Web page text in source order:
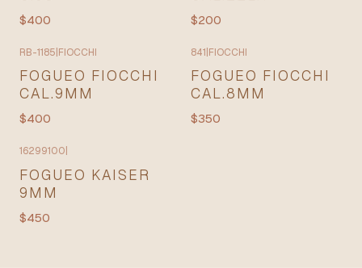
$400 $200
RB-1185 FIOCCHI
FOGUEO FIOCCHI
CAL.9MM
$400
841 FIOCCHI
FOGUEO FIOCCHI
CAL.8MM
$350
16299100
FOGUEO KAISER
9MM
$450